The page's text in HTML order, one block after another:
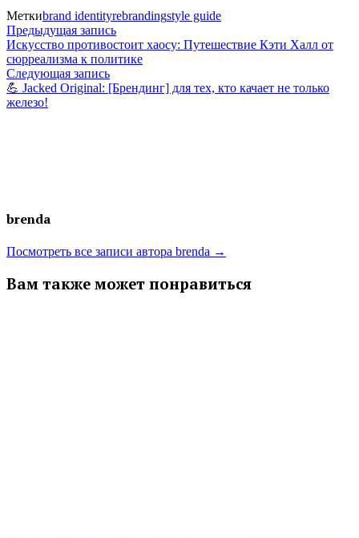
Меткиbrand identityrebrandingstyle guide
Навигация
по
записям
Предыдущая записьПредыдущая
запись:
Искусство противостоит хаосу: Путешествие Кэти Халл от
сюрреализма к политике
Следующая записьСледующая
запись:
💪 Jacked Original: [Брендинг] для тех, кто качает не только
железо!
brenda
Посмотреть все записи автора brenda →
Вам также может понравиться